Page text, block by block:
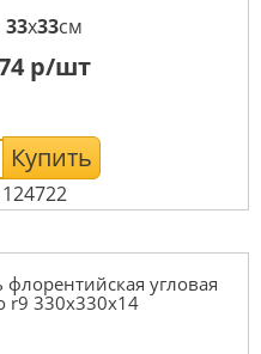
33x33см
р/шт
Купить
угловая
r9 330x330x14